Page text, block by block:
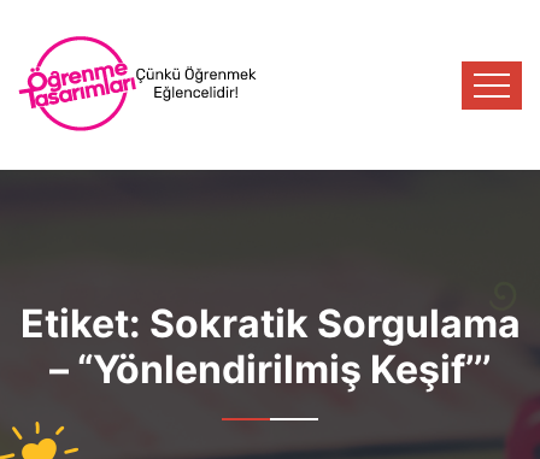
Etiket: Sokratik Sorgulama
– “Yönlendirilmiş Keşif’’’